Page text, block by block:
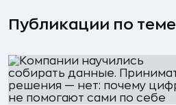
Публикации по теме